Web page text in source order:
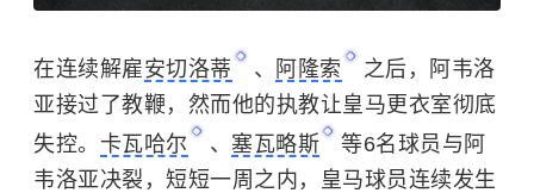
在连续解雇安切洛蒂 、 阿隆索
之后，阿韦洛
亚接过了教鞭，然而他的执教让皇马更衣室彻底
失控。 卡瓦哈尔 、 塞瓦略斯
等6名球员与阿
韦洛亚决裂，短短一周之内，皇马球员连续发生